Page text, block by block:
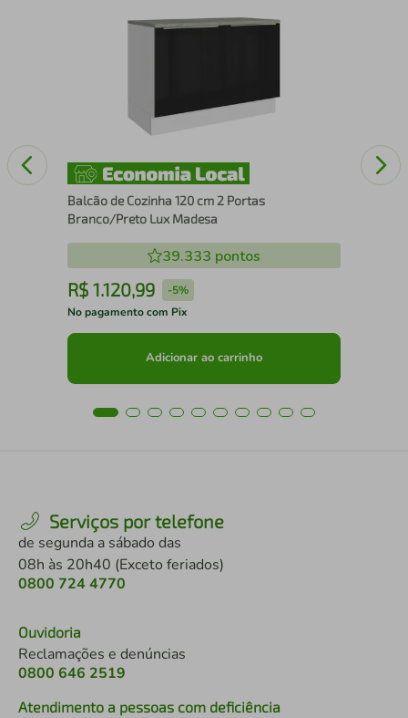
Balcão de Cozinha 120 cm 2 Portas
Branco/Preto Lux Madesa
39.333 pontos
R$ 1.120,99 -5%
No pagamento com Pix
Adicionar ao carrinho
Serviços por telefone
de segunda a sábado das
08h às 20h40 (Exceto feriados)
0800 724 4770
Ouvidoria
Reclamações e denúncias
0800 646 2519
Atendimento a pessoas com deficiência